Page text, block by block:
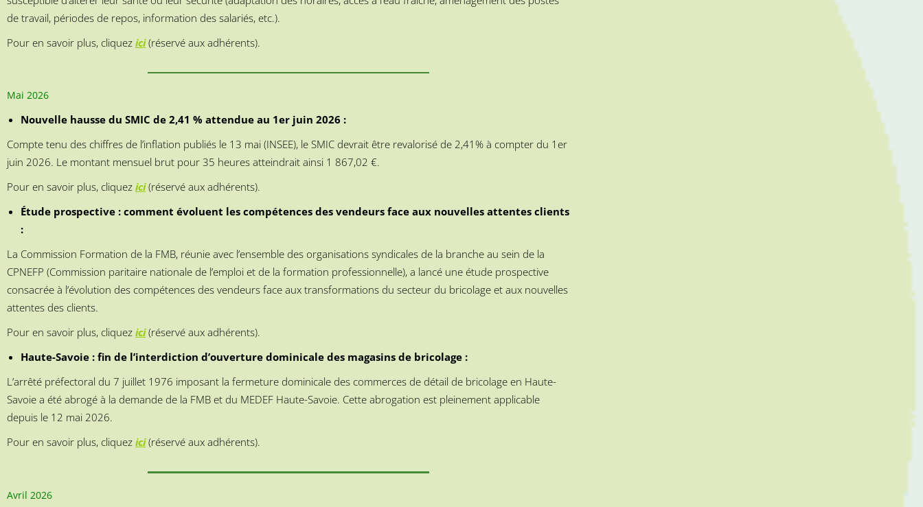
de travail, périodes de repos, information des salariés, etc.).
Pour en savoir plus, cliquez ici(réservé aux adhérents).
Mai 2026
Nouvelle hausse du SMIC de 2,41 % attendue au 1er juin 2026 :
Compte tenu des chiffres de l’inflation publiés le 13 mai (INSEE), le SMIC devrait être revalorisé de 2,41% à compter du 1er
juin 2026. Le montant mensuel brut pour 35 heures atteindrait ainsi 1 867,02 €.
Pour en savoir plus, cliquez ici(réservé aux adhérents).
Étude prospective : comment évoluent les compétences des vendeurs face aux nouvelles attentes clients
:
La Commission Formation de la FMB, réunie avec l’ensemble des organisations syndicales de la branche au sein de la
CPNEFP (Commission paritaire nationale de l’emploi et de la formation professionnelle), a lancé une étude prospective
consacrée à l’évolution des compétences des vendeurs face aux transformations du secteur du bricolage et aux nouvelles
attentes des clients.
Pour en savoir plus, cliquez ici(réservé aux adhérents).
Haute-Savoie : fin de l’interdiction d’ouverture dominicale des magasins de bricolage :
L’arrêté préfectoral du 7 juillet 1976 imposant la fermeture dominicale des commerces de détail de bricolage en Haute-
Savoie a été abrogé à la demande de la FMB et du MEDEF Haute-Savoie. Cette abrogation est pleinement applicable
depuis le 12 mai 2026.
Pour en savoir plus, cliquez ici(réservé aux adhérents).
Avril 2026